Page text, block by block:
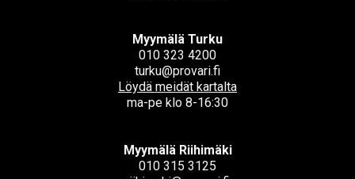
Myymälä Turku
010 323 4200
turku@provari.fi
Löydä meidät kartalta
ma-pe klo 8-16:30
Myymälä Riihimäki
010 315 3125